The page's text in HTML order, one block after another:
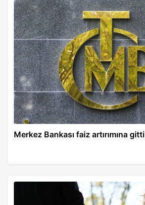
Merkez Bankası faiz artırımına gitti